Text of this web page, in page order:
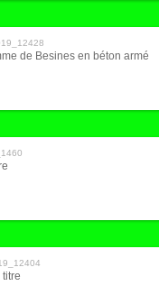
de Besines en béton armé
titre